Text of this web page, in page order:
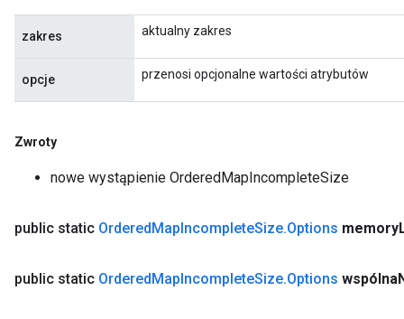
zakres aktualny zakres
opcje przenosi opcjonalne wartości atrybutów
Zwroty
nowe wystąpienie OrderedMapIncompleteSize
public static OrderedMapIncompleteSize.Options memory
public static OrderedMapIncompleteSize.Options wspólna